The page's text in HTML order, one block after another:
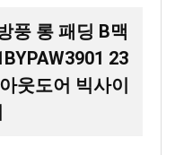
풍 롱 패딩 B맥
23
웃도어 빅사이